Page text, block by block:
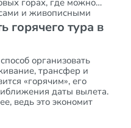
горах, где можно
и живописными
горячего тура в
организовать
трансфер и
«горячим», его
даты вылета.
ведь это экономит